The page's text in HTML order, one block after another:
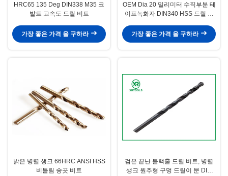
HRC65 135 Deg DIN338 M35 코
발트 고속도 드릴 비트
가장 좋은 가격 을 구하라
OEM Dia 20 밀리미터 수직부분 테
이프녹화자 DIN340 HSS 드릴 비
가장 좋은 가격 을 구하라
밝은 병렬 생크 66HRC ANSI HSS
비틀림 송곳 비트
검은 끝난 블랙홀 드릴 비트, 병렬
생크 원추형 구멍 드릴이 문 DIN